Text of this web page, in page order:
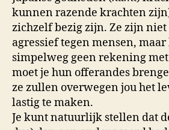
kunnen razende krachten
zichzelf bezig zijn. Ze zijn
agressief tegen mensen,
simpelweg geen rekening
moet je hun offerandes
ze zullen overwegen jou het
lastig te maken.
Je kunt natuurlijk stellen dat